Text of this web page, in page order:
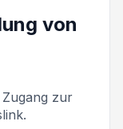
von
zur